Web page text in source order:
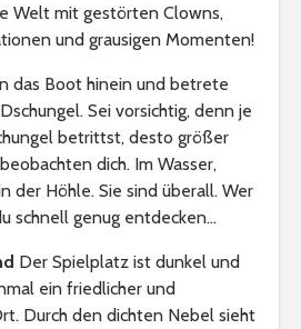
Welt mit gestörten Clowns,
und grausigen Momenten!
das Boot hinein und betrete
Sei vorsichtig, denn je
betrittst, desto größer
dich. Im Wasser,
der Höhle. Sie sind überall. Wer
schnell genug entdecken…
Der Spielplatz ist dunkel und
ein friedlicher und
Durch den dichten Nebel sieht